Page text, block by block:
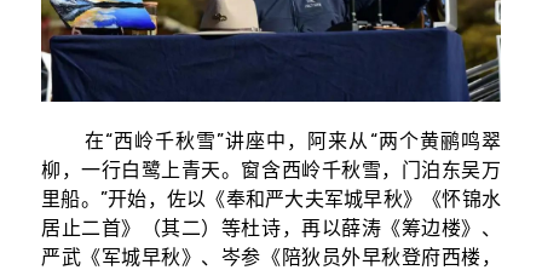
在“西岭千秋雪”讲座中，阿来从“两个黄鹂鸣翠
柳，一行白鹭上青天。窗含西岭千秋雪，门泊东吴万
里船。”开始，佐以《奉和严大夫军城早秋》《怀锦水
居止二首》（其二）等杜诗，再以薛涛《筹边楼》、
严武《军城早秋》、岑参《陪狄员外早秋登府西楼，